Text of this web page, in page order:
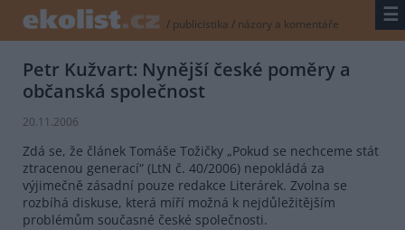
/ publicistika / názory a komentáře ☰
Petr Kužvart: Nynější české poměry a
občanská společnost
20.11.2006
Zdá se, že článek Tomáše Tožičky „Pokud se nechceme stát
ztracenou generací“ (LtN č. 40/2006) nepokládá za
výjimečně zásadní pouze redakce Literárek. Zvolna se
rozbíhá diskuse, která míří možná k nejdůležitějším
problémům současné české společnosti.